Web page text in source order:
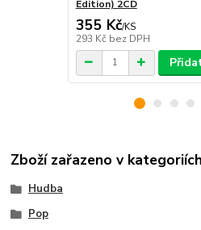
Edition) 2CD
355 Kč/KS
293 Kč bez DPH
Zboží zařazeno v kategoriích
Hudba
Pop